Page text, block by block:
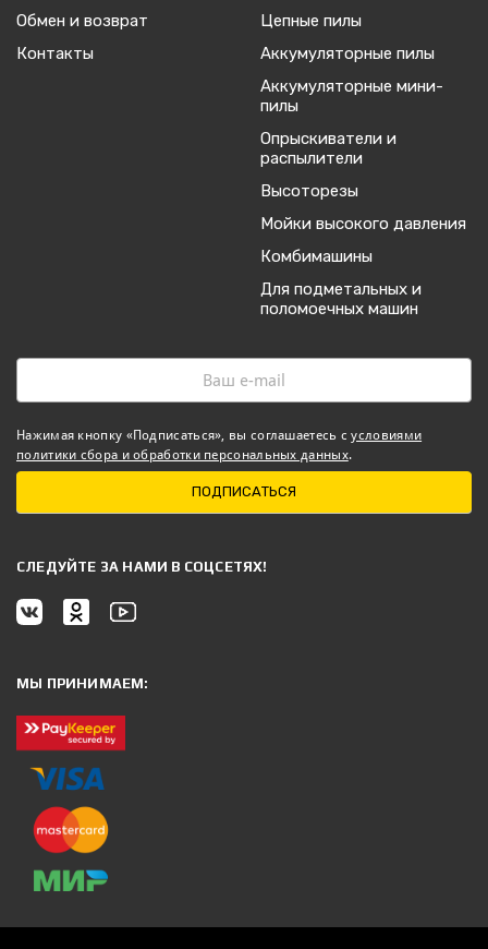
Обмен и возврат
Контакты
Цепные пилы
Аккумуляторные пилы
Аккумуляторные мини-
пилы
Опрыскиватели и
распылители
Высоторезы
Мойки высокого давления
Комбимашины
Для подметальных и
поломоечных машин
Нажимая кнопку «Подписаться», вы соглашаетесь сусловиями
политики сбора и обработки персональных данных.
ПОДПИСАТЬСЯ
CЛЕДУЙТЕ ЗА НАМИ В СОЦСЕТЯХ!
МЫ ПРИНИМАЕМ: